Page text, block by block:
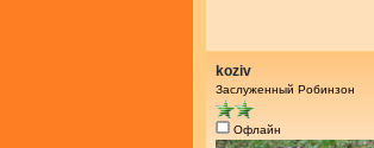
koziv
Заслуженный Робинзон
Офлайн